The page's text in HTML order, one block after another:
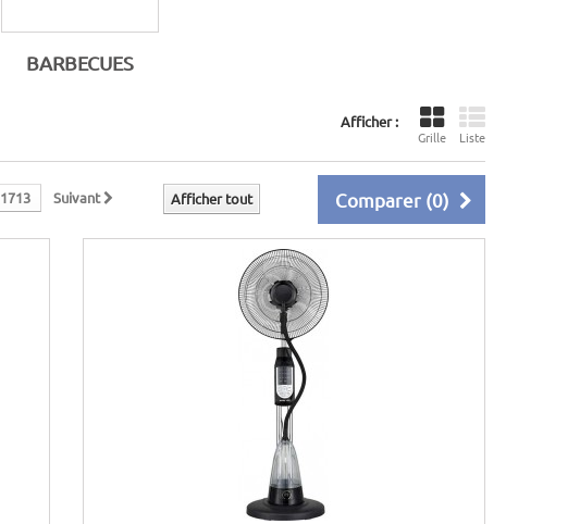
BARBECUES
Afficher :
Grille Liste
Comparer (0)
Afficher tout
1713 Suivant